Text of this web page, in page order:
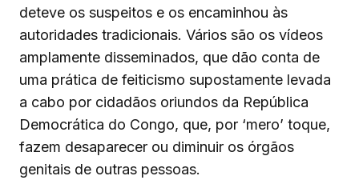
deteve os suspeitos e os encaminhou às
autoridades tradicionais. Vários são os vídeos
amplamente disseminados, que dão conta de
uma prática de feiticismo supostamente levada
a cabo por cidadãos oriundos da República
Democrática do Congo, que, por ‘mero’ toque,
fazem desaparecer ou diminuir os órgãos
genitais de outras pessoas.